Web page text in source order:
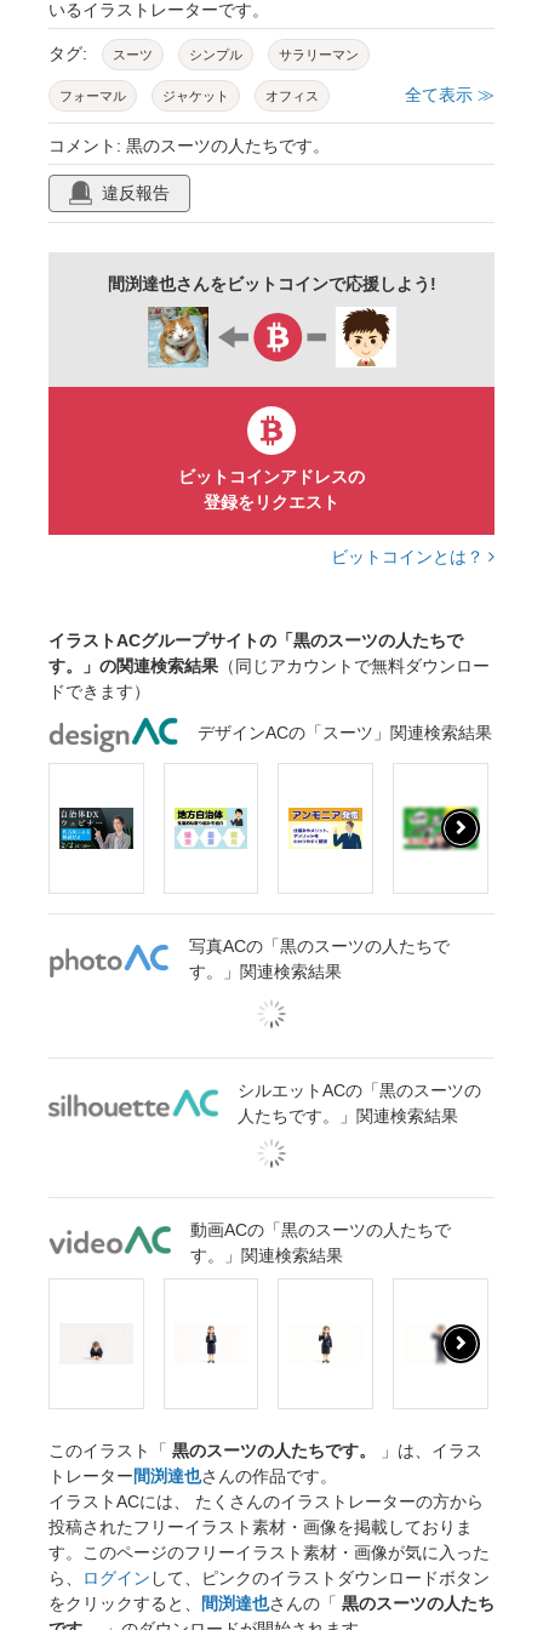
いるイラストレーターです。
タグ: スーツ シンプル サラリーマン
フォーマル ジャケット オフィス
ビジネス スタイル ファッション
会社員 企業
男子 女子 黒
全て表示 ≫
コメント: 黒のスーツの人たちです。
違反報告
間渕達也さんをビットコインで応援しよう!
ビットコインアドレスの
登録をリクエスト
ビットコインとは？
イラストACグループサイトの「黒のスーツの人たちで
す。」の関連検索結果 （同じアカウントで無料ダウンロー
ドできます）
デザインACの「スーツ」関連検索結果
写真ACの「黒のスーツの人たちで
す。」関連検索結果
シルエットACの「黒のスーツの
人たちです。」関連検索結果
動画ACの「黒のスーツの人たちで
す。」関連検索結果
このイラスト「 黒のスーツの人たちです。
」は、イラス
トレーター間渕達也さんの作品です。
イラストACには、 たくさんのイラストレーターの方から
投稿されたフリーイラスト素材・画像を掲載しておりま
す。このページのフリーイラスト素材・画像が気に入った
ら、
ログイン して、ピンクのイラストダウンロードボタン
をクリックすると、
間渕達也さんの「 黒のスーツの人たち